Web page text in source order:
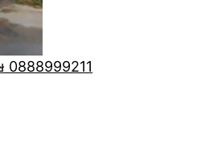
0888999211